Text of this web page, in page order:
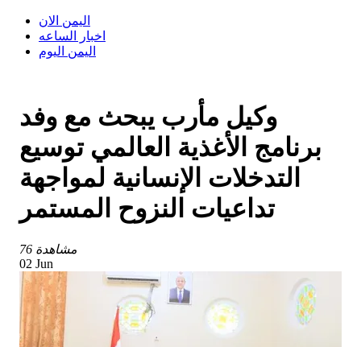
اليمن الان
اخبار الساعه
اليمن اليوم
وكيل مأرب يبحث مع وفد
برنامج الأغذية العالمي توسيع
التدخلات الإنسانية لمواجهة
تداعيات النزوح المستمر
76 مشاهدة
02 Jun